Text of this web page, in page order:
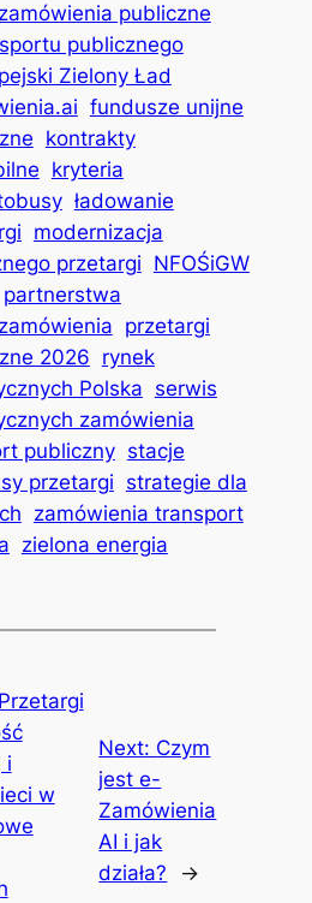
publiczne
publicznego
Zielony Ład
fundusze unijne
kontrakty
kryteria
ładowanie
modernizacja
przetargi NFOŚiGW
partnerstwa
przetargi
2026 rynek
Polska serwis
zamówienia
publiczny stacje
przetargi strategie dla
zamówienia transport
zielona energia
Przetargi
i
w
Next: Czym
jest e-
Zamówienia
AI i jak
działa?
→